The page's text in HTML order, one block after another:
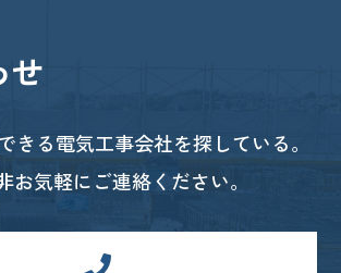
せ
きる電気工事会社を探している。
お気軽にご連絡ください。